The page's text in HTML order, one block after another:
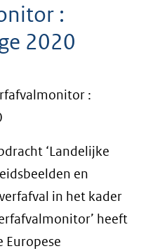
:
2020
:
‘Landelijke
en
in het kader
heeft
Europese